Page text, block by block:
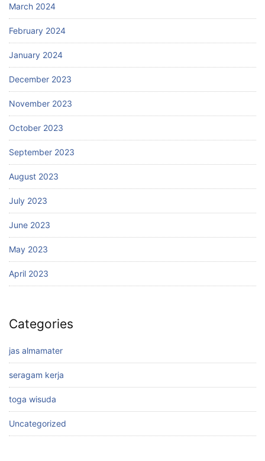
March 2024
February 2024
January 2024
December 2023
November 2023
October 2023
September 2023
August 2023
July 2023
June 2023
May 2023
April 2023
Categories
jas almamater
seragam kerja
toga wisuda
Uncategorized